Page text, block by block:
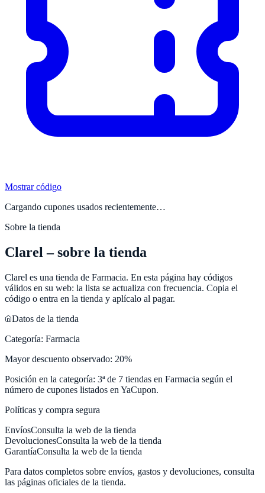
Mostrar código
Cargando cupones usados recientemente…
Sobre la tienda
Clarel – sobre la tienda
Clarel es una tienda de Farmacia. En esta página hay códigos
válidos en su web: la lista se actualiza con frecuencia. Copia el
código o entra en la tienda y aplícalo al pagar.
Datos de la tienda
Categoría: Farmacia
Mayor descuento observado: 20%
Posición en la categoría: 3ª de 7 tiendas en Farmacia según el
número de cupones listados en YaCupon.
Políticas y compra segura
EnvíosConsulta la web de la tienda
DevolucionesConsulta la web de la tienda
GarantíaConsulta la web de la tienda
Para datos completos sobre envíos, gastos y devoluciones, consulta
las páginas oficiales de la tienda.